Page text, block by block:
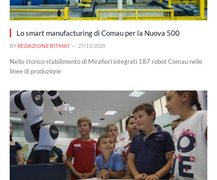
Lo smart manufacturing di Comau per la Nuova 500
BY REDAZIONE BITMAT 27/11/2020
Nello storico stabilimento di Mirafiori integrati 187 robot Comau nelle
linee di produzione